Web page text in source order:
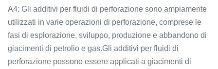
A4: Gli additivi per fluidi di perforazione sono ampiamente
utilizzati in varie operazioni di perforazione, comprese le
fasi di esplorazione, sviluppo, produzione e abbandono di
giacimenti di petrolio e gas.Gli additivi per fluidi di
perforazione possono essere applicati a giacimenti di